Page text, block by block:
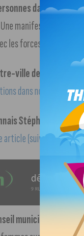
dans les rues
manifestation sans
les forces de l’ordre.
ville de Dijon font
dans notre article
Stéphane Perrin a
article (suivre notre
municipal de